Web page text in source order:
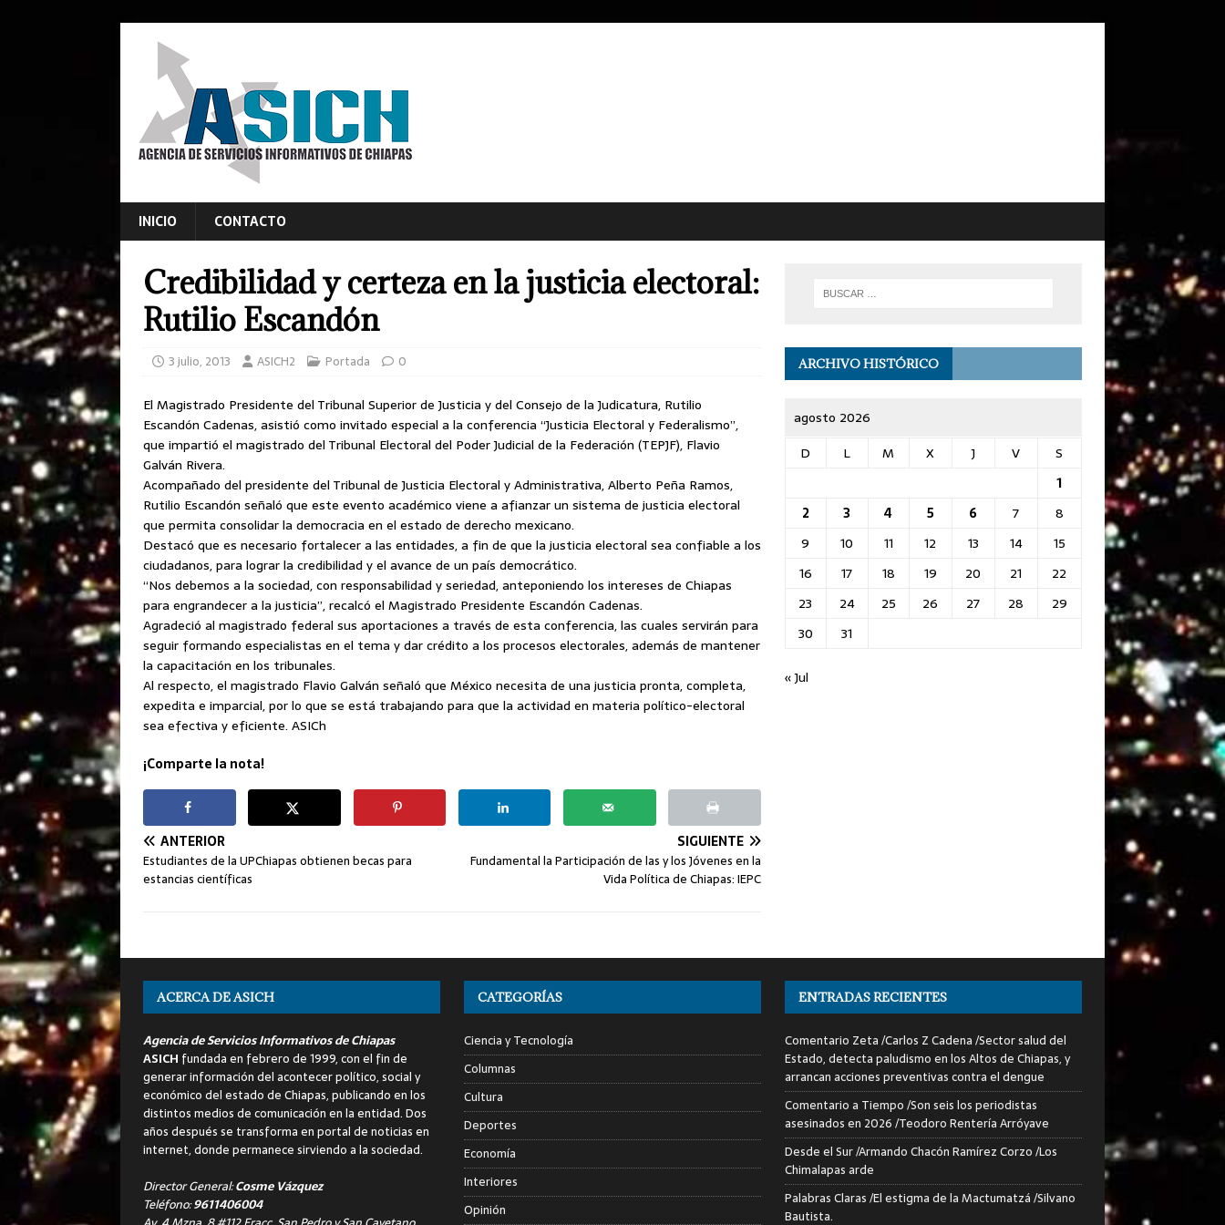
INICIO CONTACTO
Credibilidad y certeza en la justicia electoral:
Rutilio Escandón
3 julio, 2013 ASICH2 Portada 0
El Magistrado Presidente del Tribunal Superior de Justicia y del Consejo de la Judicatura, Rutilio
Escandón Cadenas, asistió como invitado especial a la conferencia “Justicia Electoral y Federalismo”,
que impartió el magistrado del Tribunal Electoral del Poder Judicial de la Federación (TEPJF), Flavio
Galván Rivera.
Acompañado del presidente del Tribunal de Justicia Electoral y Administrativa,Alberto Peña Ramos,
Rutilio Escandón señaló que este evento académico viene a afianzar un sistema de justicia electoral
que permita consolidar la democracia en el estado de derecho mexicano.
Destacó que es necesario fortalecer a las entidades, a fin de que la justicia electoral sea confiable a los
ciudadanos, para lograr la credibilidad y el avance de un país democrático.
“Nos debemos a la sociedad, con responsabilidad y seriedad, anteponiendo los intereses de Chiapas
para engrandecer a la justicia”, recalcó el Magistrado Presidente Escandón Cadenas.
Agradeció al magistrado federal sus aportaciones a través de esta conferencia, las cuales servirán para
seguir formando especialistas en el tema y dar crédito a los procesos electorales, además de mantener
la capacitación en los tribunales.
Al respecto, el magistrado Flavio Galván señaló que México necesita de una justicia pronta, completa,
expedita e imparcial, por lo que se está trabajando para que la actividad en materia político-electoral
sea efectiva y eficiente. ASICh
¡Comparte la nota!
ANTERIOR
Estudiantes de la UPChiapas obtienen becas para
estancias científicas
SIGUIENTE
Fundamental la Participación de las y los Jóvenes en la
Vida Política de Chiapas: IEPC
ARCHIVO HISTÓRICO
agosto 2026
D
L M X J V
S
1
2
3 4 5 6 7
8
9
10 11 12 13 14
15
16
17 18 19 20 21
22
23
24 25 26 27 28
29
30
31
« Jul
ACERCA DE ASICH
Agencia de Servicios Informativos de Chiapas
ASICH fundada en febrero de 1999, con el fin de
generar información del acontecer político, social y
económico del estado de Chiapas, publicando en los
distintos medios de comunicación en la entidad. Dos
años después se transforma en portal de noticias en
internet, donde permanece sirviendo a la sociedad.
Director General:Cosme Vázquez
Teléfono:9611406004
CATEGORÍAS
Ciencia y Tecnología
Columnas
Cultura
Deportes
Economía
Interiores
Opinión
ENTRADAS RECIENTES
Comentario Zeta /Carlos Z Cadena /Sector salud del
Estado, detecta paludismo en los Altos de Chiapas, y
arrancan acciones preventivas contra el dengue
Comentario a Tiempo /Son seis los periodistas
asesinados en 2026 /Teodoro Rentería Arróyave
Desde el Sur /Armando Chacón Ramírez Corzo /Los
Chimalapas arde
Palabras Claras /El estigma de la Mactumatzá /Silvano
Bautista.